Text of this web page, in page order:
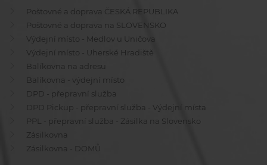
Poštovné a doprava ČESKÁ REPUBLIKA
Poštovné a doprava na SLOVENSKO
Výdejní místo - Medlov u Uničova
Výdejní místo - Uherské Hradiště
Balíkovna na adresu
Balíkovna - výdejní místo
DPD - přepravní služba
DPD Pickup - přepravní služba - Výdejní místa
PPL - přepravní služba - Zásilka na Slovensko
Zásilkovna
Zásilkovna - DOMŮ